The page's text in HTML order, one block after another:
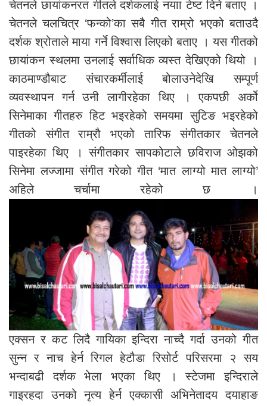
चेतनले छायांकनरत गीतले दर्शकलाई नयाा टेष्ट दिने बताए ।
चेतनले चलचित्र ‘फन्को’का सबै गीत राम्रो भएको बताउदै
दर्शक श्रोताले माया गर्ने विश्वास लिएको बताए । यस गीतको
छायांकन स्थलमा उनलाई सर्वाधिक व्यस्त देखिएको थियो ।
काठमाण्डौबाट संचारकर्मीलाई बोलाउनेदेखि सम्पूर्ण
व्यवस्थापन गर्न उनी लागीरहेका थिए । एकपछी अर्को
सिनेमाका गीतहरु हिट भइरहेको समयमा सुटिङ भइरहेको
गीतको संगीत राम्रौ भएको तारिफ संगीतकार चेतनले
पाइरहेका थिए । संगीतकार सापकोटाले छविराज ओझको
सिनेमा लज्जामा संगीत गरेको गीत ‘मात लाग्यो मात लाग्यो’
अहिले चर्चामा रहेको छ ।
एक्सन र कट लिदै गायिका इन्दिरा नाच्दै गर्दा उनको गीत
सुन्न र नाच हेर्न रिगल हेटौडा रिसोर्ट परिसरमा २ सय
भन्दाबढी दर्शक भेला भएका थिए । स्टेजमा इन्दिराले
गाइरहदा उनको नृत्य हेर्न एक्कासी अभिनेतादय दयाहाङ